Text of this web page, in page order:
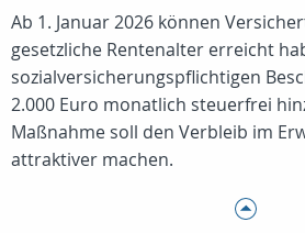
Ab 1. Januar 2026 können
gesetzliche Rentenalter erreicht
sozialversicherungspflichtigen
2.000 Euro monatlich steuerfrei
Maßnahme soll den Verbleib im
attraktiver machen.